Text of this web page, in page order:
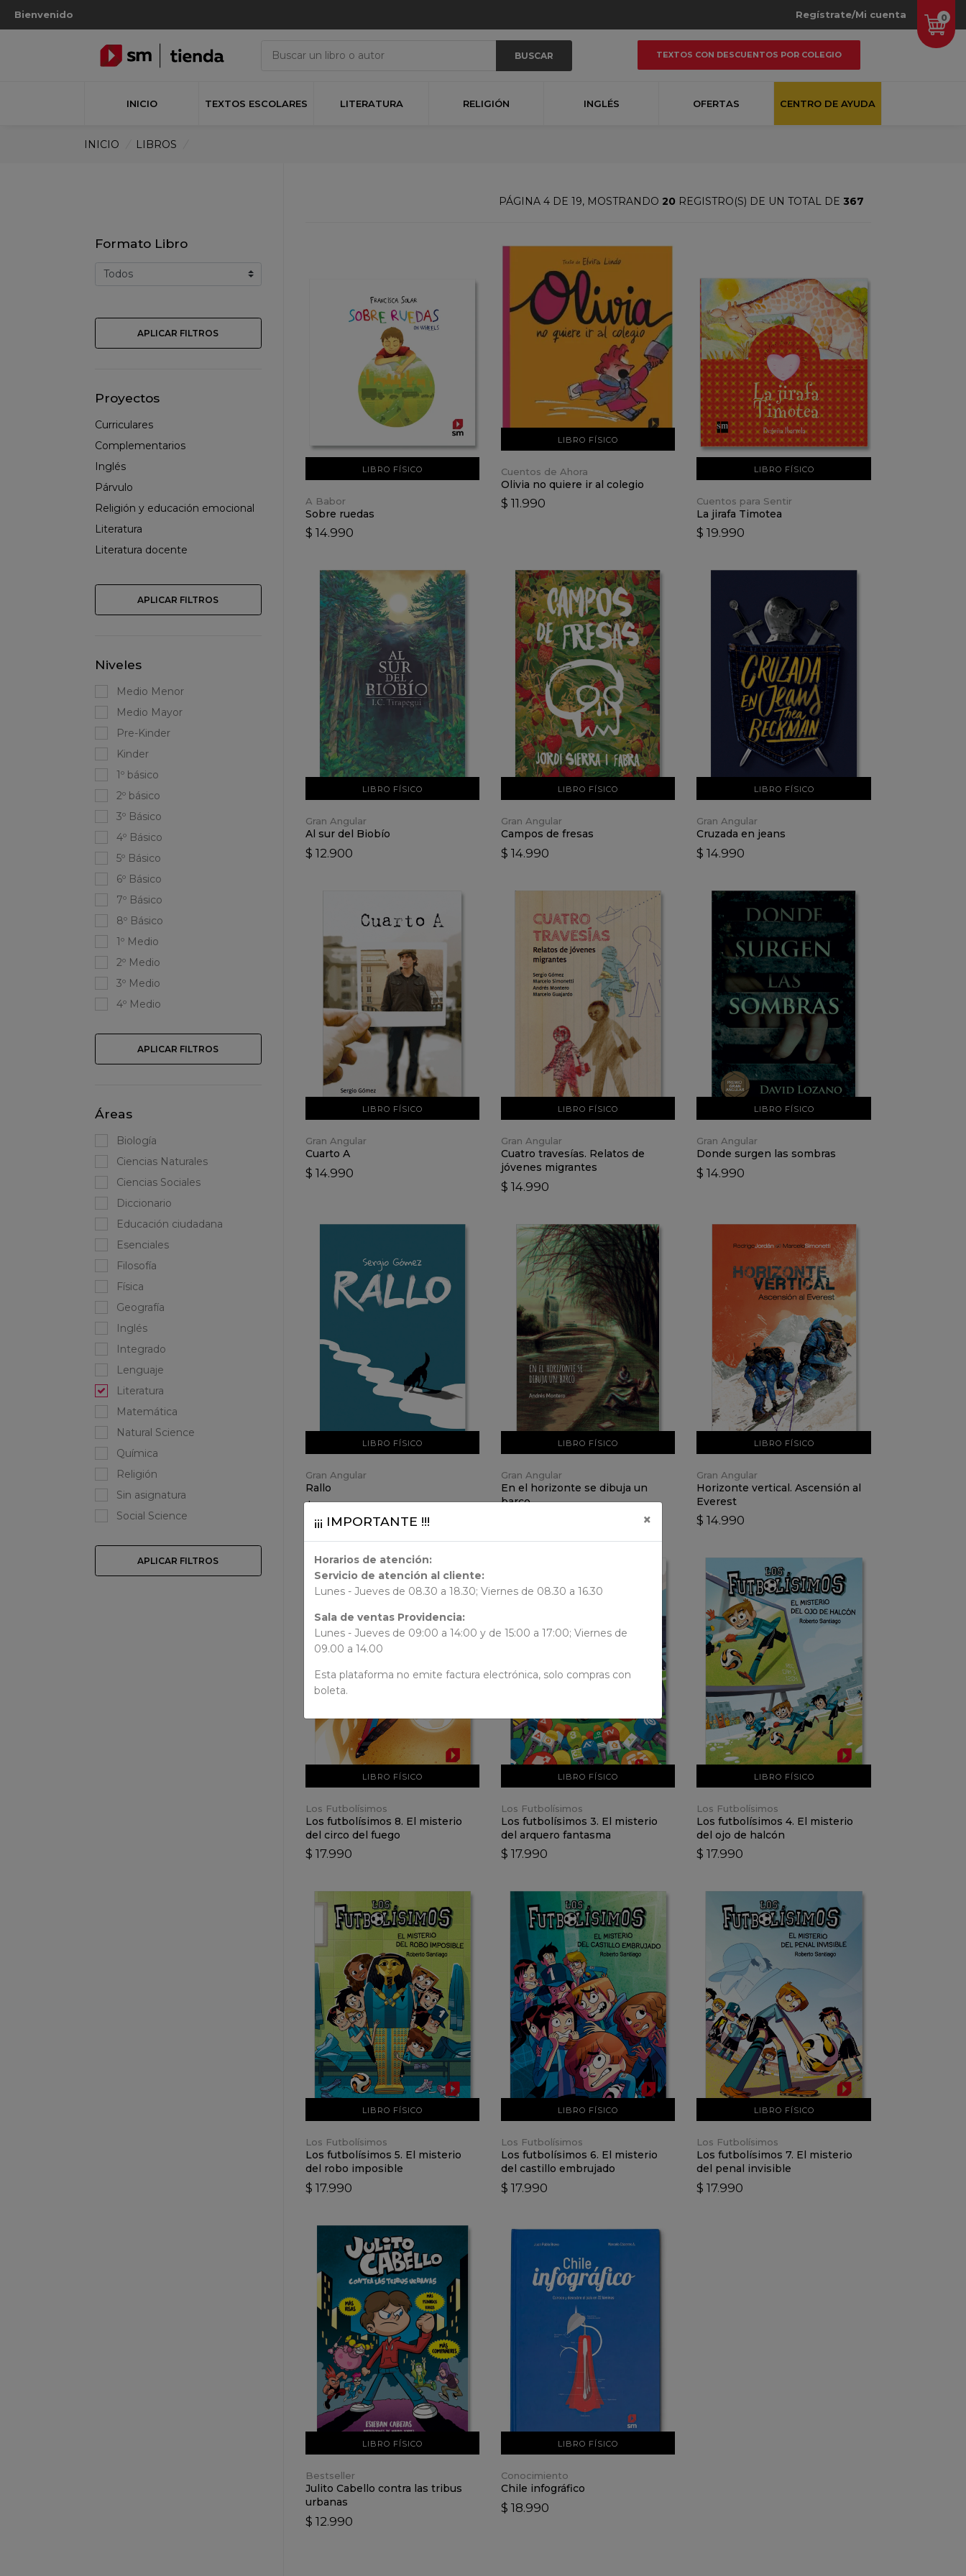
Bienvenido 0
Regístrate/Mi cuenta
BUSCAR TEXTOS CON DESCUENTOS POR COLEGIO
INICIO TEXTOS ESCOLARES LITERATURA RELIGIÓN INGLÉS OFERTAS CENTRO DE AYUDA
INICIO LIBROS
PÁGINA 4 DE 19, MOSTRANDO 20 REGISTRO(S) DE UN TOTAL DE 367
LIBRO FÍSICO
VER DETALLES
AÑADIR AL CARRO
A Babor
Sobre ruedas
$ 14.990
LIBRO FÍSICO
VER DETALLES
AÑADIR AL CARRO
Cuentos de Ahora
Olivia no quiere ir al colegio
$ 11.990
LIBRO FÍSICO
VER DETALLES
AÑADIR AL CARRO
Cuentos para Sentir
La jirafa Timotea
$ 19.990
LIBRO FÍSICO
VER DETALLES
AÑADIR AL CARRO
Gran Angular
Al sur del Biobío
$ 12.900
LIBRO FÍSICO
VER DETALLES
AÑADIR AL CARRO
Gran Angular
Campos de fresas
$ 14.990
LIBRO FÍSICO
VER DETALLES
AÑADIR AL CARRO
Gran Angular
Cruzada en jeans
$ 14.990
LIBRO FÍSICO
VER DETALLES
AÑADIR AL CARRO
Gran Angular
Cuarto A
$ 14.990
LIBRO FÍSICO
VER DETALLES
AÑADIR AL CARRO
Gran Angular
Cuatro travesías. Relatos de
jóvenes migrantes
$ 14.990
LIBRO FÍSICO
VER DETALLES
AÑADIR AL CARRO
Gran Angular
Donde surgen las sombras
$ 14.990
LIBRO FÍSICO
VER DETALLES
AÑADIR AL CARRO
Gran Angular
Rallo
$ 14.990
LIBRO FÍSICO
VER DETALLES
AÑADIR AL CARRO
Gran Angular
En el horizonte se dibuja un
barco
LIBRO FÍSICO
VER DETALLES
AÑADIR AL CARRO
Gran Angular
Horizonte vertical. Ascensión al
Everest
$ 14.990
LIBRO FÍSICO
VER DETALLES
Los Futbolísimos
Los futbolísimos 8. El misterio
del circo del fuego
$ 17.990
LIBRO FÍSICO
VER DETALLES
Los Futbolísimos
Los futbolísimos 3. El misterio
del arquero fantasma
$ 17.990
LIBRO FÍSICO
VER DETALLES
AÑADIR AL CARRO
Los Futbolísimos
Los futbolísimos 4. El misterio
del ojo de halcón
$ 17.990
LIBRO FÍSICO
VER DETALLES
AÑADIR AL CARRO
Los Futbolísimos
Los futbolísimos 5. El misterio
del robo imposible
$ 17.990
LIBRO FÍSICO
VER DETALLES
AÑADIR AL CARRO
Los Futbolísimos
Los futbolísimos 6. El misterio
del castillo embrujado
$ 17.990
LIBRO FÍSICO
VER DETALLES
AÑADIR AL CARRO
Los Futbolísimos
Los futbolísimos 7. El misterio
del penal invisible
$ 17.990
LIBRO FÍSICO
VER DETALLES
AÑADIR AL CARRO
Bestseller
Julito Cabello contra las tribus
urbanas
$ 12.990
LIBRO FÍSICO
VER DETALLES
AÑADIR AL CARRO
Conocimiento
Chile infográfico
$ 18.990
Formato Libro
APLICAR FILTROS
Proyectos
Curriculares
Complementarios
Inglés
Párvulo
Religión y educación emocional
Literatura
Literatura docente
APLICAR FILTROS
Niveles
Medio Menor
Medio Mayor
Pre-Kinder
Kinder
1º básico
2º básico
3º Básico
4º Básico
5º Básico
6º Básico
7º Básico
8º Básico
1º Medio
2º Medio
3º Medio
4º Medio
APLICAR FILTROS
Áreas
Biología
Ciencias Naturales
Ciencias Sociales
Diccionario
Educación ciudadana
Esenciales
Filosofía
Física
Geografía
Inglés
Integrado
Lenguaje
Literatura
Matemática
Natural Science
Química
Religión
Sin asignatura
Social Science
APLICAR FILTROS
¡¡¡ IMPORTANTE !!! ×
Horarios de atención:
Servicio de atención al cliente:
Lunes - Jueves de 08.30 a 18.30; Viernes de 08.30 a 16.30
Sala de ventas Providencia:
Lunes - Jueves de 09:00 a 14:00 y de 15:00 a 17:00; Viernes de
09.00 a 14.00
Esta plataforma no emite factura electrónica, solo compras con
boleta.